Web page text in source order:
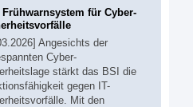
Frühwarnsystem für Cyber-
Angesichts der
Cyber-
stärkt das BSI die
gegen IT-
Mit den